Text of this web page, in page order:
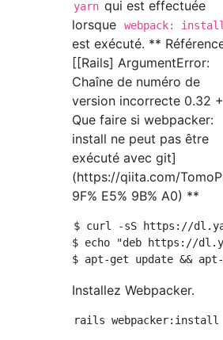
yarn qui est effectuée
lorsque
webpack: install
est exécuté. **
[[Rails] ArgumentError:
Chaîne de numéro de
version incorrecte 0.32 +
Que faire si webpacker:
install ne peut pas être
exécuté avec git]
(https://qiita.com/
9F% E5% 9B% A0) **
$ curl -sS https://
$ echo "deb https://
Installez Webpacker.